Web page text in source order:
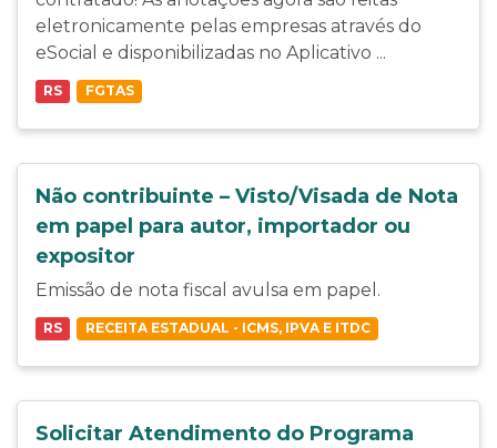
eletronicamente pelas empresas através do
eSocial e disponibilizadas no Aplicativo ...
RS FGTAS
Não contribuinte – Visto/Visada de Nota
em papel para autor, importador ou
expositor
Emissão de nota fiscal avulsa em papel.
RS RECEITA ESTADUAL - ICMS, IPVA E ITDC
Solicitar Atendimento do Programa